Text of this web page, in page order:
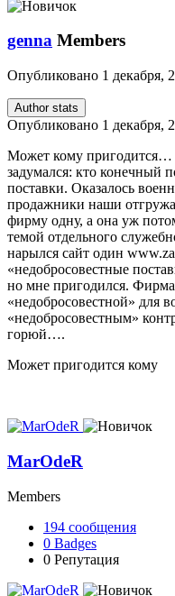
genna Members
Опубликовано 1 декабря,
Author stats
Опубликовано 1 декабря,
Может кому пригодится…
задумался: кто конечный
поставки. Оказалось
продажники наши
фирму одну, а она уж
темой отдельного
нарылся сайт один
«недобросовестные
но мне пригодился.
«недобросовестной» для
«недобросовестным»
горюй….
Может пригодится кому
MarOdeR
Members
194 сообщения
0 Badges
0 Репутация